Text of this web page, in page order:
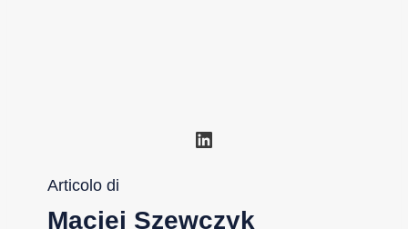
LinkedIn
Articolo di
Maciej Szewczyk